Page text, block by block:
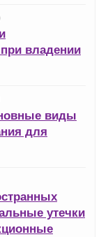
владении
виды
для
утечки